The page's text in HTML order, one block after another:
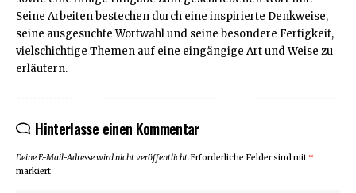
Seine Arbeiten bestechen durch eine inspirierte Denkweise,
seine ausgesuchte Wortwahl und seine besondere Fertigkeit,
vielschichtige Themen auf eine eingängige Art und Weise zu
erläutern.
Hinterlasse einen Kommentar
Deine E-Mail-Adresse wird nicht veröffentlicht.Erforderliche Felder sind mit *
markiert